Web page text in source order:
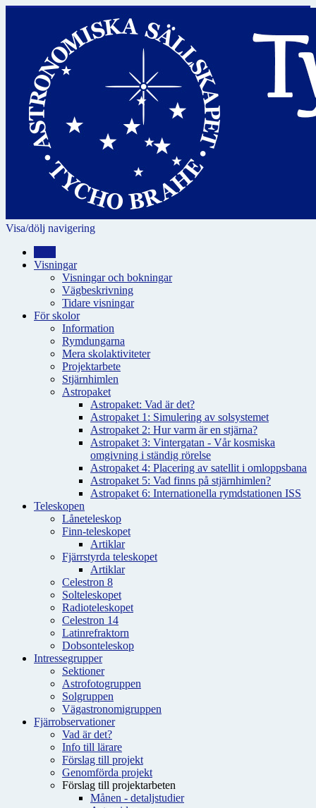
Visa/dölj navigering
Visningar
Visningar och bokningar
Vägbeskrivning
Tidare visningar
För skolor
Information
Rymdungarna
Mera skolaktiviteter
Projektarbete
Stjärnhimlen
Astropaket
Astropaket: Vad är det?
Astropaket 1: Simulering av solsystemet
Astropaket 2: Hur varm är en stjärna?
Astropaket 3: Vintergatan - Vår kosmiska
omgivning i ständig rörelse
Astropaket 4: Placering av satellit i omloppsbana
Astropaket 5: Vad finns på stjärnhimlen?
Astropaket 6: Internationella rymdstationen ISS
Teleskopen
Låneteleskop
Finn-teleskopet
Artiklar
Fjärrstyrda teleskopet
Artiklar
Celestron 8
Solteleskopet
Radioteleskopet
Celestron 14
Latinrefraktorn
Dobsonteleskop
Intressegrupper
Sektioner
Astrofotogruppen
Solgruppen
Vägastronomigruppen
Fjärrobservationer
Vad är det?
Info till lärare
Förslag till projekt
Genomförda projekt
Förslag till projektarbeten
Månen - detaljstudier